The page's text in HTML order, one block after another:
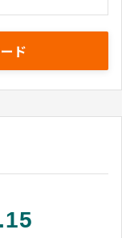
プリ）、IC
など様々な手
の申請承認な
もオンライン
で対応可能で
年度実績 ベ
ド